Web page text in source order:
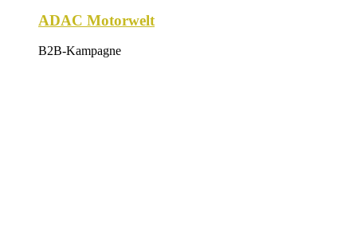
ADAC Motorwelt
B2B-Kampagne